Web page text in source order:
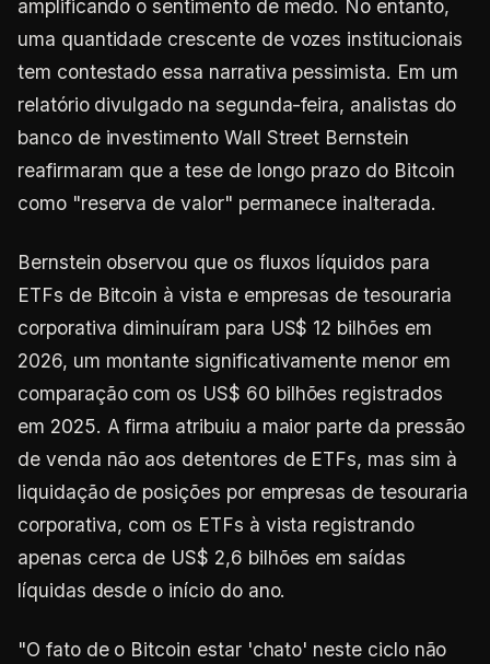
amplificando o sentimento de medo. No entanto,
uma quantidade crescente de vozes institucionais
tem contestado essa narrativa pessimista. Em um
relatório divulgado na segunda-feira, analistas do
banco de investimento Wall Street Bernstein
reafirmaram que a tese de longo prazo do Bitcoin
como "reserva de valor" permanece inalterada.
Bernstein observou que os fluxos líquidos para
ETFs de Bitcoin à vista e empresas de tesouraria
corporativa diminuíram para US$ 12 bilhões em
2026, um montante significativamente menor em
comparação com os US$ 60 bilhões registrados
em 2025. A firma atribuiu a maior parte da pressão
de venda não aos detentores de ETFs, mas sim à
liquidação de posições por empresas de tesouraria
corporativa, com os ETFs à vista registrando
apenas cerca de US$ 2,6 bilhões em saídas
líquidas desde o início do ano.
"O fato de o Bitcoin estar 'chato' neste ciclo não